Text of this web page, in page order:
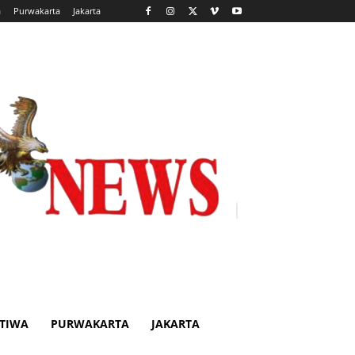
Purwakarta Jakarta
PURWAKARTA JAKARTA